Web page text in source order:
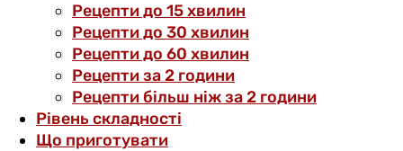
Рецепти до 15 хвилин
Рецепти до 30 хвилин
Рецепти до 60 хвилин
Рецепти за 2 години
Рецепти більш ніж за 2 години
Рівень складності
Що приготувати